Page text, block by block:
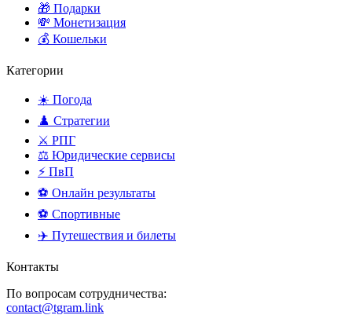
🎁 Подарки
💸 Монетизация
💰 Кошельки
Категории
☀️ Погода
♟️ Стратегии
⚔️ РПГ
⚖️ Юридические сервисы
⚡ ПвП
⚽ Онлайн результаты
⚽ Спортивные
✈️ Путешествия и билеты
Контакты
По вопросам сотрудничества:
contact@tgram.link